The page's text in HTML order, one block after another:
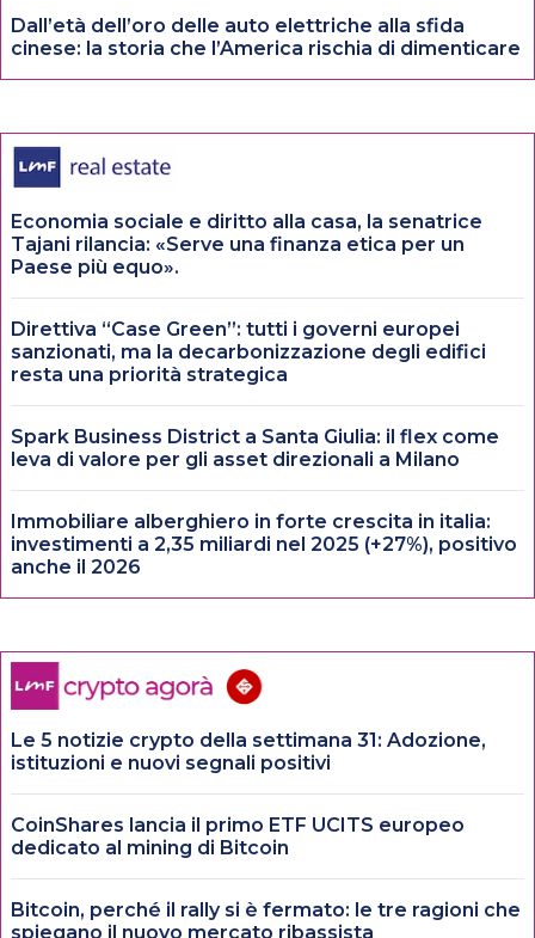
Dall’età dell’oro delle auto elettriche alla sfida
cinese: la storia che l’America rischia di dimenticare
Economia sociale e diritto alla casa, la senatrice
Tajani rilancia: «Serve una finanza etica per un
Paese più equo».
Direttiva “Case Green”: tutti i governi europei
sanzionati, ma la decarbonizzazione degli edifici
resta una priorità strategica
Spark Business District a Santa Giulia: il flex come
leva di valore per gli asset direzionali a Milano
Immobiliare alberghiero in forte crescita in italia:
investimenti a 2,35 miliardi nel 2025 (+27%), positivo
anche il 2026
Le 5 notizie crypto della settimana 31: Adozione,
istituzioni e nuovi segnali positivi
CoinShares lancia il primo ETF UCITS europeo
dedicato al mining di Bitcoin
Bitcoin, perché il rally si è fermato: le tre ragioni che
spiegano il nuovo mercato ribassista